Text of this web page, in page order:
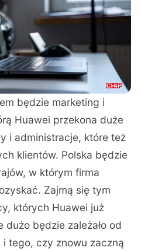
będzie marketing i
Huawei przekona duże
i administracje, które też
klientów. Polska będzie
w którym firma
Zajmą się tym
których Huawei już
będzie zależało od
tego, czy znowu zaczną